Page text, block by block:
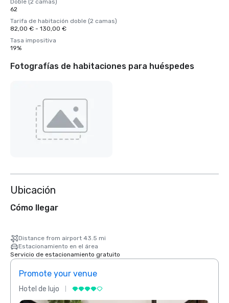
Doble (2 camas)
62
Tarifa de habitación doble (2 camas)
82,00 € - 130,00 €
Tasa impositiva
19%
Fotografías de habitaciones para huéspedes
Ubicación
Cómo llegar
Distance from airport 43.5 mi
Estacionamiento en el área
Servicio de estacionamiento gratuito
Promote your venue
Hotel de lujo